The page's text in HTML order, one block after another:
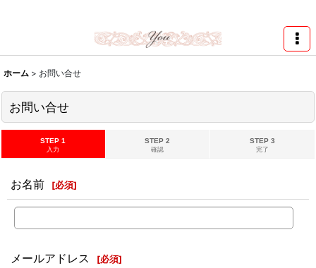
ホーム > お問い合せ
お問い合せ
STEP 1
入力
STEP 2
確認
STEP 3
完了
お名前 [必須]
メールアドレス [必須]